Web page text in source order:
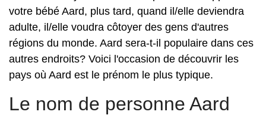
votre bébé Aard, plus tard, quand il/elle deviendra
adulte, il/elle voudra côtoyer des gens d'autres
régions du monde. Aard sera-t-il populaire dans ces
autres endroits? Voici l'occasion de découvrir les
pays où Aard est le prénom le plus typique.
Le nom de personne Aard